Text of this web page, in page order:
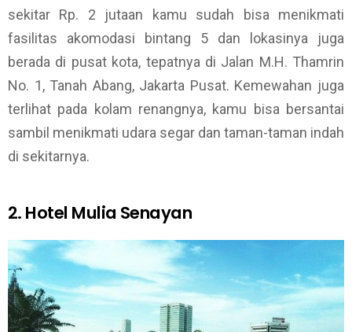
sekitar Rp. 2 jutaan kamu sudah bisa menikmati
fasilitas akomodasi bintang 5 dan lokasinya juga
berada di pusat kota, tepatnya di Jalan M.H. Thamrin
No. 1, Tanah Abang, Jakarta Pusat. Kemewahan juga
terlihat pada kolam renangnya, kamu bisa bersantai
sambil menikmati udara segar dan taman-taman indah
di sekitarnya.
2. Hotel Mulia Senayan